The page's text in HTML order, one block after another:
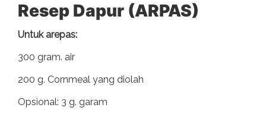
Resep Dapur (ARPAS)
Untuk arepas:
300 gram. air
200 g. Cornmeal yang diolah
Opsional: 3 g. garam